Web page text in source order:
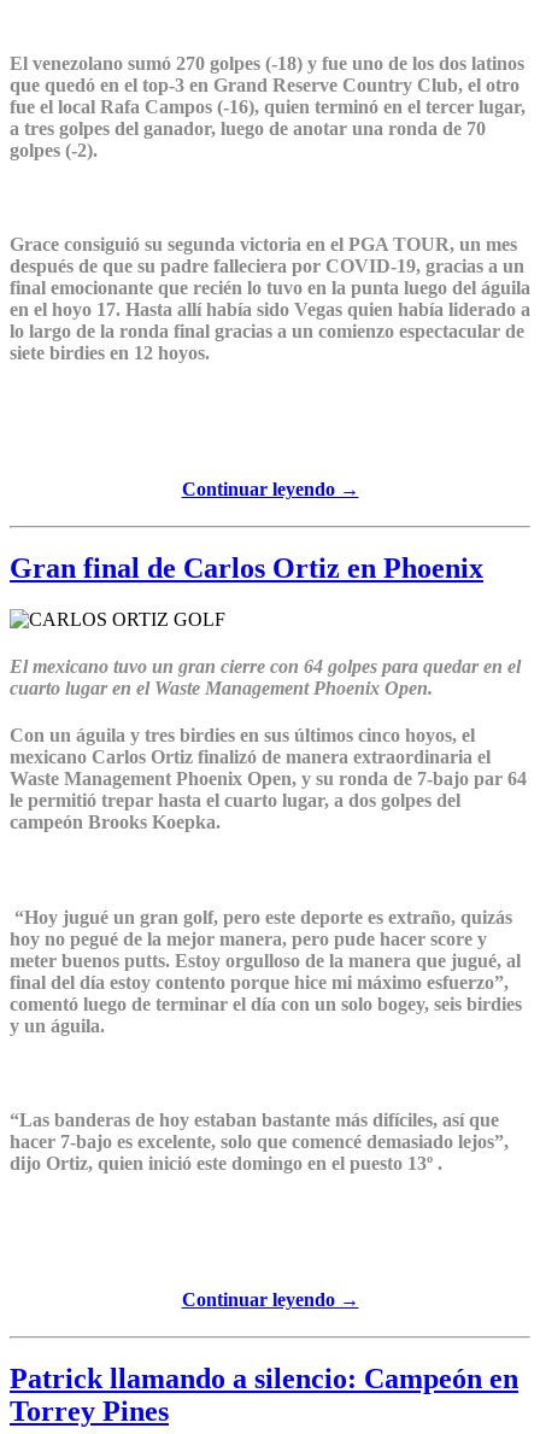
El venezolano sumó 270 golpes (-18) y fue uno de los dos latinos
que quedó en el top-3 en Grand Reserve Country Club, el otro
fue el local Rafa Campos (-16), quien terminó en el tercer lugar,
a tres golpes del ganador, luego de anotar una ronda de 70
golpes (-2).
Grace consiguió su segunda victoria en el PGA TOUR, un mes
después de que su padre falleciera por COVID-19, gracias a un
final emocionante que recién lo tuvo en la punta luego del águila
en el hoyo 17. Hasta allí había sido Vegas quien había liderado a
lo largo de la ronda final gracias a un comienzo espectacular de
siete birdies en 12 hoyos.
Continuar leyendo →
Gran final de Carlos Ortiz en Phoenix
El mexicano tuvo un gran cierre con 64 golpes para quedar en el
cuarto lugar en el Waste Management Phoenix Open.
Con un águila y tres birdies en sus últimos cinco hoyos, el
mexicano Carlos Ortiz finalizó de manera extraordinaria el
Waste Management Phoenix Open, y su ronda de 7-bajo par 64
le permitió trepar hasta el cuarto lugar, a dos golpes del
campeón Brooks Koepka.
“Hoy jugué un gran golf, pero este deporte es extraño, quizás
hoy no pegué de la mejor manera, pero pude hacer score y
meter buenos putts. Estoy orgulloso de la manera que jugué, al
final del día estoy contento porque hice mi máximo esfuerzo”,
comentó luego de terminar el día con un solo bogey, seis birdies
y un águila.
“Las banderas de hoy estaban bastante más difíciles, así que
hacer 7-bajo es excelente, solo que comencé demasiado lejos”,
dijo Ortiz, quien inició este domingo en el puesto 13º .
Continuar leyendo →
Patrick llamando a silencio: Campeón en
Torrey Pines